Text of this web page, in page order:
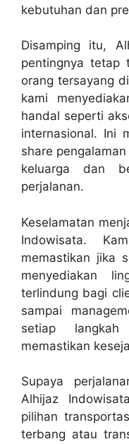
kebutuhan dan
Disamping itu,
pentingnya tetap
orang tersayang
kami
handal seperti
internasional. Ini
share
keluarga dan
perjalanan.
Keselamatan
Indowisata.
memastikan jika
menyediakan
terlindung bagi
sampai
setiap
memastikan
Supaya
Alhijaz
pilihan
terbang atau